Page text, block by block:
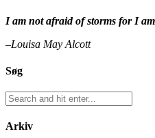
I am not afraid of storms for I
–Louisa May Alcott
Søg
Arkiv